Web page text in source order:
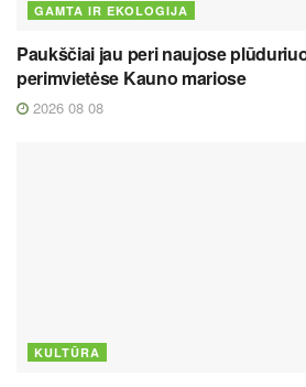
GAMTA IR EKOLOGIJA
Paukščiai jau peri naujose
perimvietėse Kauno mariose
2026 08 08
KULTŪRA